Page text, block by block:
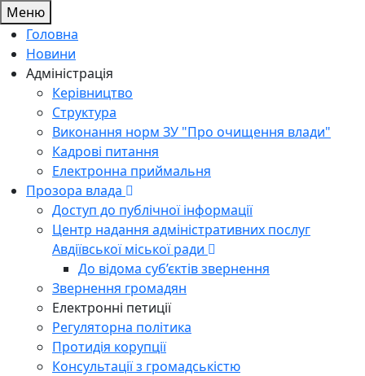
Меню
Головна
Новини
Адміністрація
Керівництво
Структура
Виконання норм ЗУ "Про очищення влади"
Кадрові питання
Електронна приймальня
Прозора влада
Доступ до публічної інформації
Центр надання адміністративних послуг
Авдіївської міської ради
До відома суб’єктів звернення
Звернення громадян
Електронні петиції
Регуляторна політика
Протидія корупції
Консультації з громадськістю